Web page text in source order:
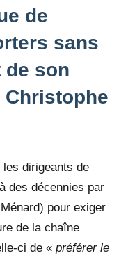
de
sans
de son
dirigeants de
des décennies par
pour exiger
de la chaîne
ci de « préférer le